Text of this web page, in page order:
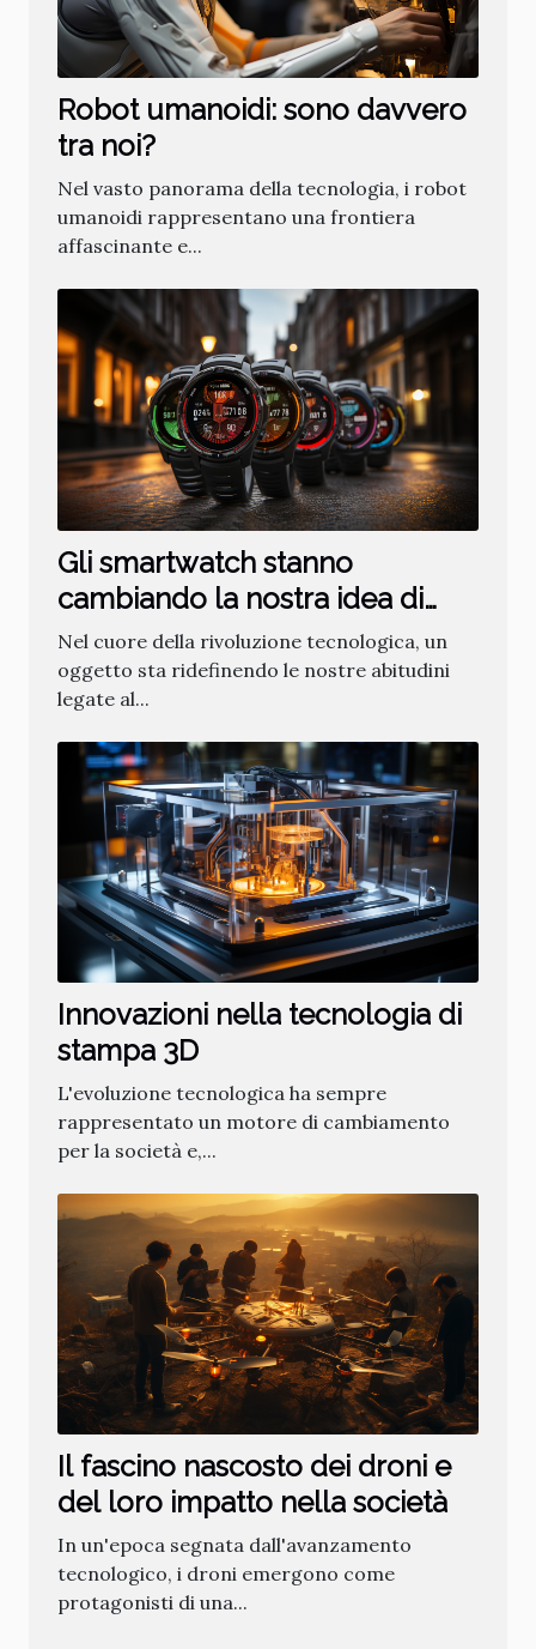
Robot umanoidi: sono davvero
tra noi?
Nel vasto panorama della tecnologia, i robot
umanoidi rappresentano una frontiera
affascinante e...
Gli smartwatch stanno
cambiando la nostra idea di
fitness
Nel cuore della rivoluzione tecnologica, un
oggetto sta ridefinendo le nostre abitudini
legate al...
Innovazioni nella tecnologia di
stampa 3D
L'evoluzione tecnologica ha sempre
rappresentato un motore di cambiamento
per la società e,...
Il fascino nascosto dei droni e
del loro impatto nella società
In un'epoca segnata dall'avanzamento
tecnologico, i droni emergono come
protagonisti di una...